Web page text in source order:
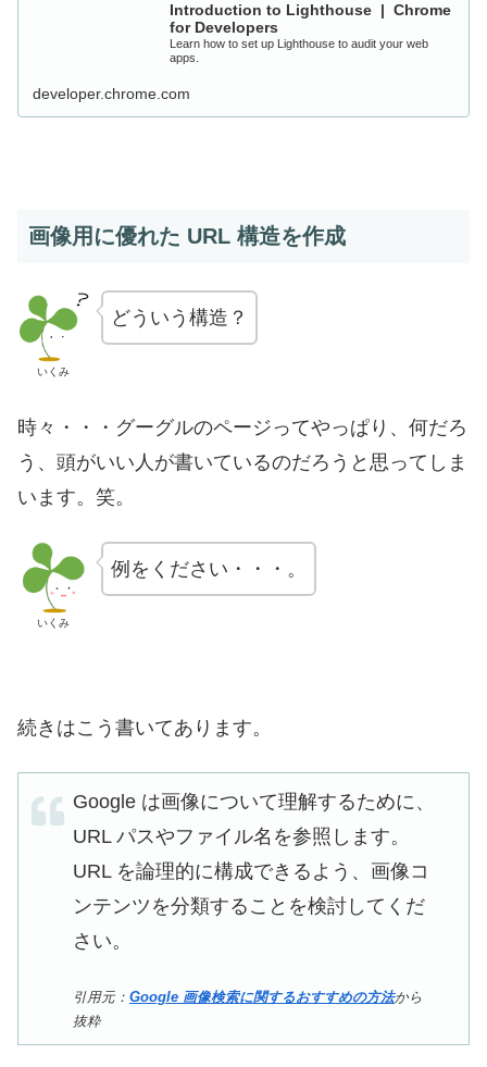
Introduction to Lighthouse | Chrome
for Developers
Learn how to set up Lighthouse to audit your web
apps.
developer.chrome.com
画像用に優れた URL 構造を作成
いくみ
どういう構造？
時々・・・グーグルのページってやっぱり、何だろ
う、頭がいい人が書いているのだろうと思ってしま
います。笑。
いくみ
例をください・・・。
続きはこう書いてあります。
Google は画像について理解するために、
URL パスやファイル名を参照します。
URL を論理的に構成できるよう、画像コ
ンテンツを分類することを検討してくだ
さい。
引用元： Google 画像検索に関するおすすめの方法から
抜粋